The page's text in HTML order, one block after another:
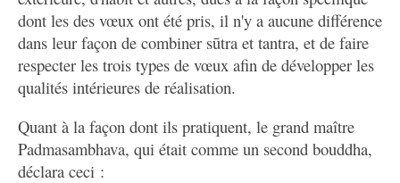
dont les des vœux ont été pris, il n'y a aucune différence
dans leur façon de combiner sūtra et tantra, et de faire
respecter les trois types de vœux afin de développer les
qualités intérieures de réalisation.
Quant à la façon dont ils pratiquent, le grand maître
Padmasambhava, qui était comme un second bouddha,
déclara ceci :